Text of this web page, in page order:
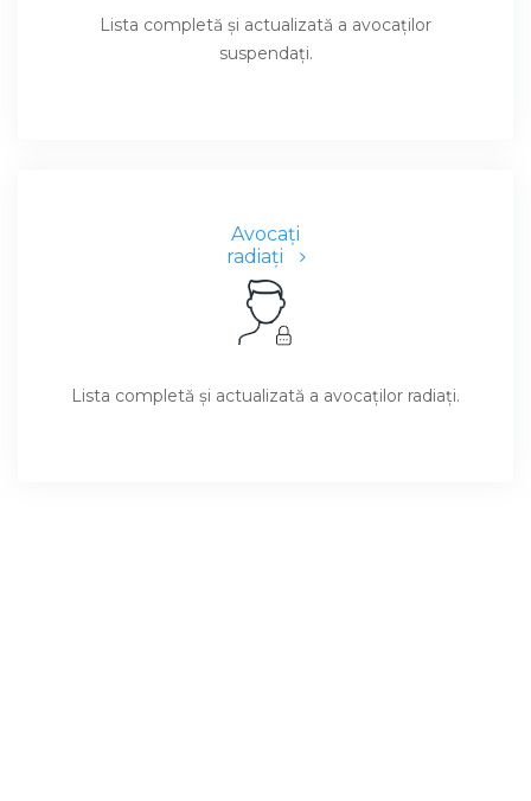
Lista completă şi actualizată a avocaţilor
suspendaţi.
Avocaţi
radiaţi
Lista completă şi actualizată a avocaţilor radiaţi.